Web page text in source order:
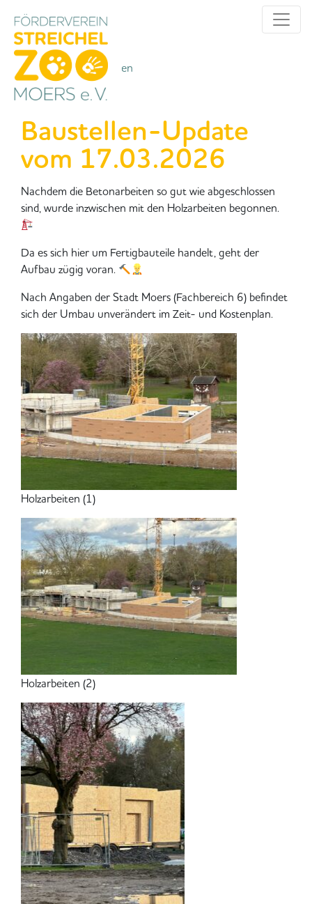
KategorienAlle Kategorien
Baustellen-Update
vom 17.03.2026
Nachdem die Betonarbeiten so gut wie abgeschlossen
sind, wurde inzwischen mit den Holzarbeiten begonnen.
Da es sich hier um Fertigbauteile handelt, geht der
Aufbau zügig voran.
Nach Angaben der Stadt Moers (Fachbereich 6) befindet
sich der Umbau unverändert im Zeit- und Kostenplan.
Holzarbeiten (1)
Holzarbeiten (2)